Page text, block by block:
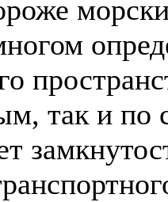
так и по